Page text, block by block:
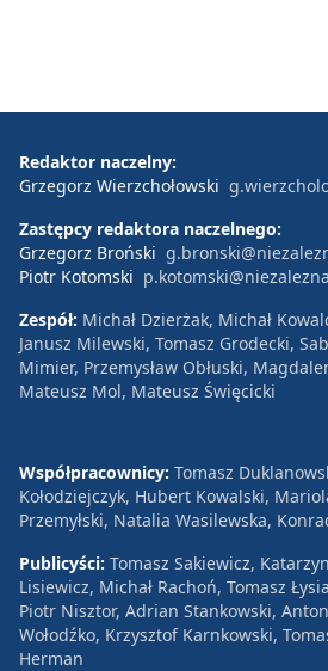
Redaktor naczelny:
Grzegorz Wierzchołowski
Zastępcy redaktora naczelnego:
Grzegorz Broński
Piotr Kotomski
Zespół: Michał Dzierżak, Michał
Janusz Milewski, Tomasz Grodecki,
Mimier, Przemysław Obłuski,
Mateusz Mol, Mateusz Święcicki
Współpracownicy: Tomasz
Kołodziejczyk, Hubert Kowalski,
Przemyłski, Natalia Wasilewska,
Publicyści: Tomasz Sakiewicz,
Lisiewicz, Michał Rachoń, Tomasz
Piotr Nisztor, Adrian Stankowski,
Wołodźko, Krzysztof Karnkowski,
Herman